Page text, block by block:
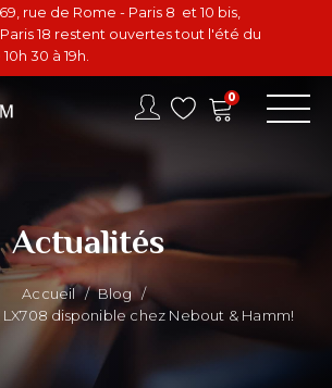
rue de Rome - Paris 8 et 10 bis,
18 restent ouvertes tout l'été du
30 à 19h.
0
Actualités
Accueil / Blog
/
disponible chez Nebout & Hamm!